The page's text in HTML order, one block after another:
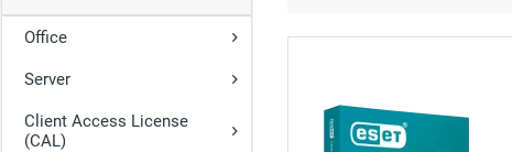
Office
Server
Client Access License
(CAL)